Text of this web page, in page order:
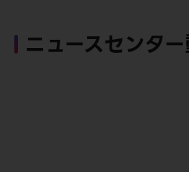
ニュースセンタ